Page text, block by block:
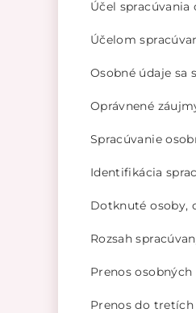
Účel spracúvania
Účelom
Osobné údaje sa
Oprávnené
Spracúvanie
Identifikácia
Dotknuté osoby,
Rozsah
Prenos
Prenos do tretích